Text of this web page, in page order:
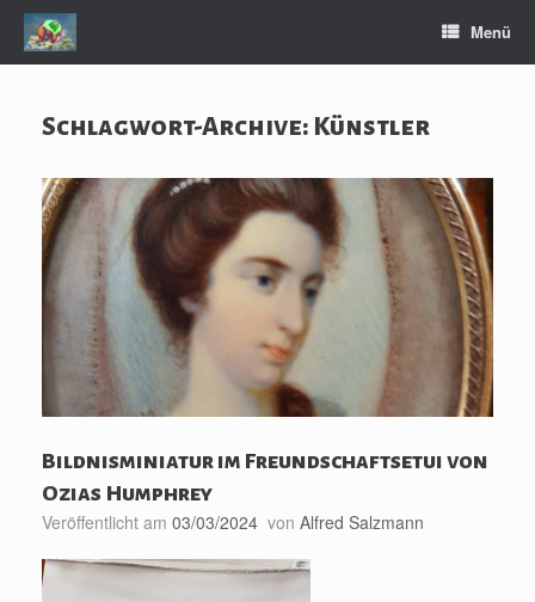
Zum
Inhalt
springen
Menü
Schlagwort-Archive: Künstler
Bildnisminiatur im Freundschaftsetui von
Ozias Humphrey
Veröffentlicht am 03/03/2024 von Alfred Salzmann